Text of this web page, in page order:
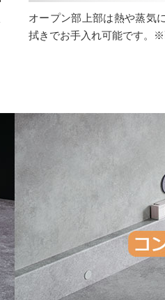
オープン部上部は熱や蒸気
拭きでお手入れ可能です。※